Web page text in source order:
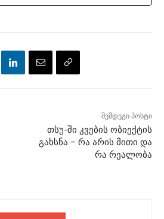
შემდეგი პოსტი
თსუ-ში კვების ობიექტის
გახსნა – რა არის მითი და
რა რეალობა